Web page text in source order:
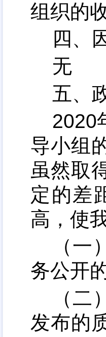
组织的
四、
无
五、
2020
导小组
虽然取
定的差
高，使
（一
务公开
（二
发布的